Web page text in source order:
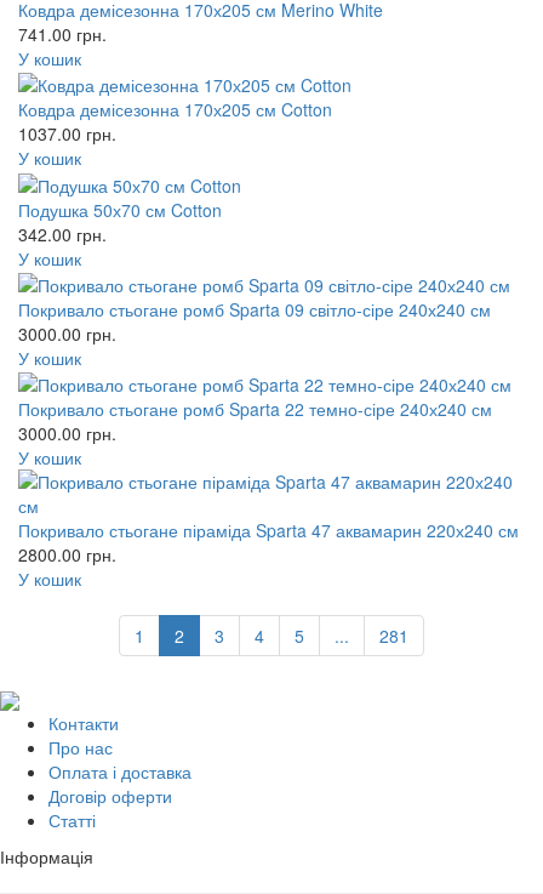
Ковдра демісезонна 170х205 см Merino White
741.00 грн.
У кошик
Ковдра демісезонна 170х205 см Cotton
1037.00 грн.
У кошик
Подушка 50х70 см Cotton
342.00 грн.
У кошик
Покривало стьогане ромб Sparta 09 світло-сіре 240х240 см
3000.00 грн.
У кошик
Покривало стьогане ромб Sparta 22 темно-сіре 240х240 см
3000.00 грн.
У кошик
Покривало стьогане піраміда Sparta 47 аквамарин 220х240 см
2800.00 грн.
У кошик
1 2 3 4 5 ... 281
Контакти
Про нас
Оплата і доставка
Договір оферти
Статті
Інформація